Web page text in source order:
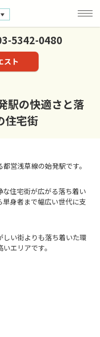
5342-0480
スト
駅の快適さと落
住宅街
営浅草線の始発駅です。
住宅街が広がる落ち着い
身者まで幅広い世代に支
しい街よりも落ち着いた環
エリアです。